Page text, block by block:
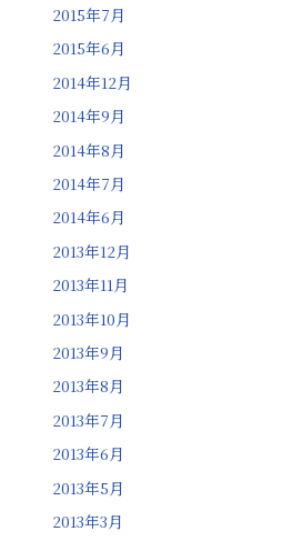
2015年7月
2015年6月
2014年12月
2014年9月
2014年8月
2014年7月
2014年6月
2013年12月
2013年11月
2013年10月
2013年9月
2013年8月
2013年7月
2013年6月
2013年5月
2013年3月